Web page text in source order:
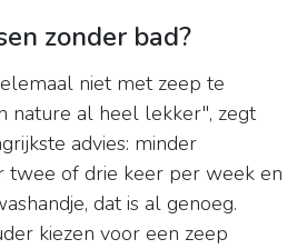
zonder bad?
niet met zeep te
nature al heel lekker", zegt
advies: minder
twee of drie keer per week en
dat is al genoeg.
kiezen voor een zeep